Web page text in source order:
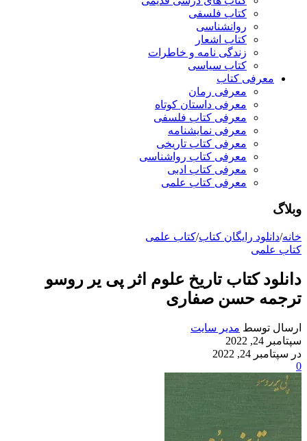
کتاب فلسفی
روانشناسی
کتاب اشعار
زندگی نامه و خاطرات
کتاب سیاسی
معرفی کتاب
معرفی رمان
معرفی داستان کوتاه
معرفی کتاب فلسفی
معرفی نمایشنامه
معرفی کتاب تاریخی
معرفی کتاب رواشناسی
معرفی کتاب ادبی
معرفی کتاب علمی
وبلاگ
خانه/دانلود رایگان کتاب/کتاب علمی
کتاب علمی
دانلود کتاب تاریخ علوم اثر پی یر روسو
ترجمه حسن صفاری
ارسال توسط مدیر سایت
سپتامبر 24, 2022
در سپتامبر 24, 2022
0